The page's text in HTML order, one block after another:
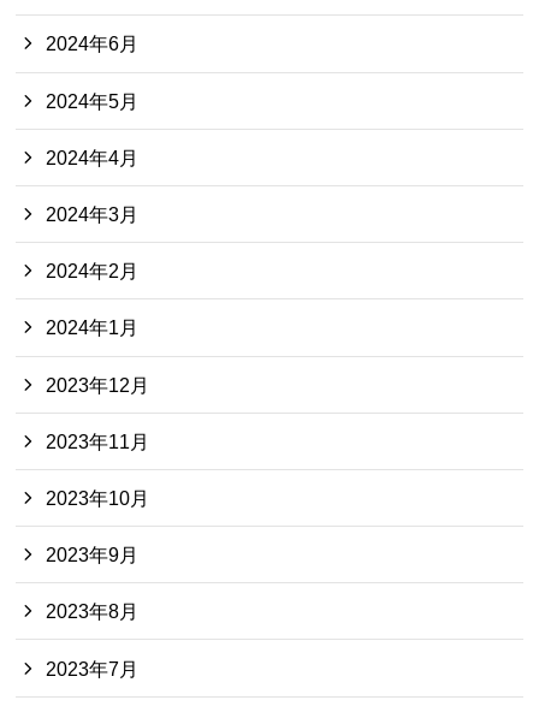
2024年6月
2024年5月
2024年4月
2024年3月
2024年2月
2024年1月
2023年12月
2023年11月
2023年10月
2023年9月
2023年8月
2023年7月